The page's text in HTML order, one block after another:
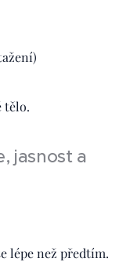
tělo.
jasnost a
lépe než předtím.